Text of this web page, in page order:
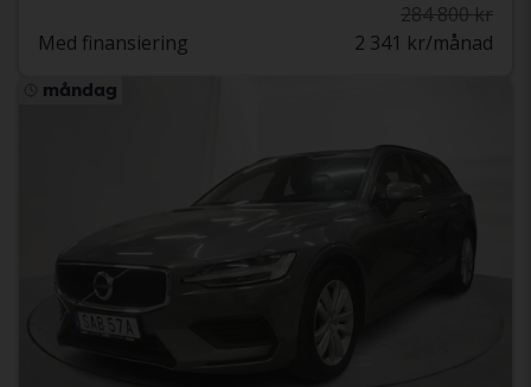
284 800 kr
Med finansiering
2 341 kr/månad
måndag